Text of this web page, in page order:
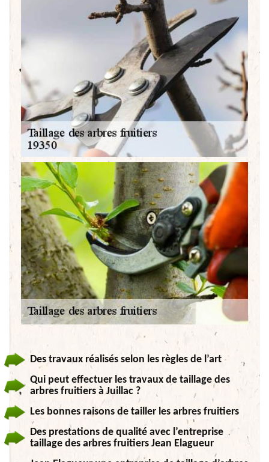
Des travaux réalisés selon les règles de l’art
Qui peut effectuer les travaux de taillage des
arbres fruitiers à Juillac ?
Les bonnes raisons de tailler les arbres fruitiers
Des prestations de qualité avec l’entreprise
taillage des arbres fruitiers Jean Elagueur